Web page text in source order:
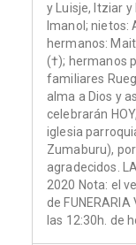
y Luisje, Itziar y
Imanol; nietos:
hermanos:
(†); hermanos
familiares
alma a Dios y
celebrarán
iglesia
Zumaburu),
agradecidos.
2020 Nota: el
de
las 12:30h. de